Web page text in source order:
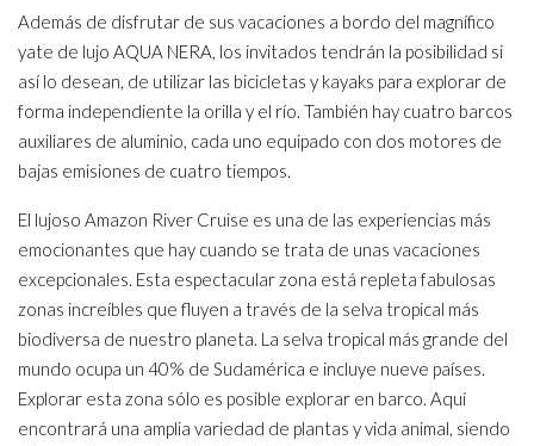
Además de disfrutar de sus vacaciones a bordo del magnífico
yate de lujo AQUA NERA, los invitados tendrán la posibilidad si
así lo desean, de utilizar las bicicletas y kayaks para explorar de
forma independiente la orilla y el río. También hay cuatro barcos
auxiliares de aluminio, cada uno equipado con dos motores de
bajas emisiones de cuatro tiempos.
El lujoso Amazon River Cruise es una de las experiencias más
emocionantes que hay cuando se trata de unas vacaciones
excepcionales. Esta espectacular zona está repleta fabulosas
zonas increíbles que fluyen a través de la selva tropical más
biodiversa de nuestro planeta. La selva tropical más grande del
mundo ocupa un 40% de Sudamérica e incluye nueve países.
Explorar esta zona sólo es posible explorar en barco. Aquí
encontrará una amplia variedad de plantas y vida animal, siendo